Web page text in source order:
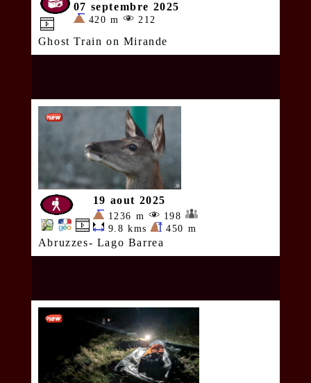
07 septembre 2025
420 m 212
Ghost Train on Mirande
19 aout 2025
1236 m
198
9.8 kms
450 m
Abruzzes- Lago Barrea